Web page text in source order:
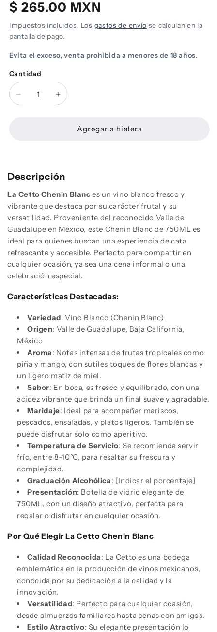
Precio
habitual
$ 265.00 MXN
Impuestos incluidos. Los gastos de envío se calculan en la
pantalla de pago.
Evita el exceso, venta prohibida a menores de 18 años.
Cantidad
Cantidad
Reducir
cantidad
Blanc
750ML
Aumentar
cantidad
Blanc
750ML
Agregar a hielera
Descripción
La Cetto Chenin Blanc es un vino blanco fresco y
vibrante que destaca por su carácter frutal y su
versatilidad. Proveniente del reconocido Valle de
Guadalupe en México, este Chenin Blanc de 750ML es
ideal para quienes buscan una experiencia de cata
refrescante y accesible. Perfecto para compartir en
cualquier ocasión, ya sea una cena informal o una
celebración especial.
Características Destacadas:
Variedad: Vino Blanco (Chenin Blanc)
Origen: Valle de Guadalupe, Baja California,
México
Aroma: Notas intensas de frutas tropicales como
piña y mango, con sutiles toques de flores blancas y
un ligero matiz de miel.
Sabor: En boca, es fresco y equilibrado, con una
acidez vibrante que brinda un final suave y agradable.
Maridaje: Ideal para acompañar mariscos,
pescados, ensaladas, y platos ligeros. También se
puede disfrutar solo como aperitivo.
Temperatura de Servicio: Se recomienda servir
frío, entre 8-10°C, para resaltar su frescura y
complejidad.
Graduación Alcohólica: [Indicar el porcentaje]
Presentación: Botella de vidrio elegante de
750ML, con un diseño atractivo, perfecta para
regalar o disfrutar en cualquier ocasión.
Por Qué Elegir La Cetto Chenin Blanc
Calidad Reconocida: La Cetto es una bodega
emblemática en la producción de vinos mexicanos,
conocida por su dedicación a la calidad y la
innovación.
Versatilidad: Perfecto para cualquier ocasión,
desde almuerzos familiares hasta cenas con amigos.
Estilo Atractivo: Su elegante presentación lo